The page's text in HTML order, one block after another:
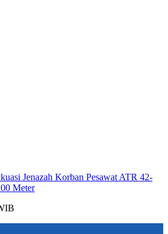
Jenazah Korban Pesawat ATR 42-
Meter